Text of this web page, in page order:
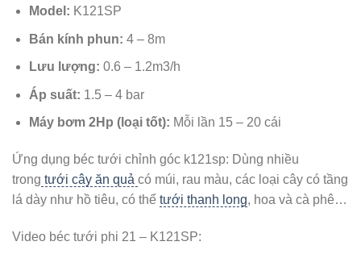
Model: K121SP
Bán kính phun: 4 – 8m
Lưu lượng: 0.6 – 1.2m3/h
Áp suất: 1.5 – 4 bar
Máy bơm 2Hp (loại tốt): Mỗi lần 15 – 20 cái
Ứng dụng béc tưới chỉnh góc k121sp: Dùng nhiều
trong tưới cây ăn quả có múi, rau màu, các loại cây có tầng
lá dày như hồ tiêu, có thể tưới thanh long, hoa và cà phê…
Video béc tưới phi 21 – K121SP: